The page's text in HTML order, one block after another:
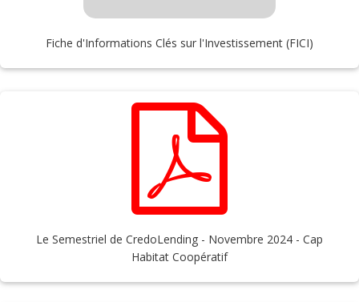
Fiche d'Informations Clés sur l'Investissement (FICI)
Le Semestriel de CredoLending - Novembre 2024 - Cap
Habitat Coopératif